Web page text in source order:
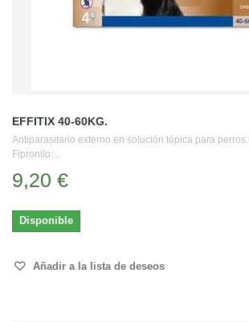
EFFITIX 40-60KG.
Antiparasitario externo en solución tópica para
Fipronilo:...
9,20 €
Disponible
Añadir a la lista de deseos